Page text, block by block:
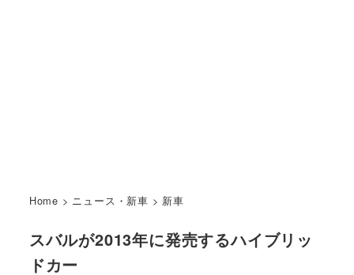
Home > ニュース・新車 > 新車
スバルが2013年に発売するハイブリッ
ドカー